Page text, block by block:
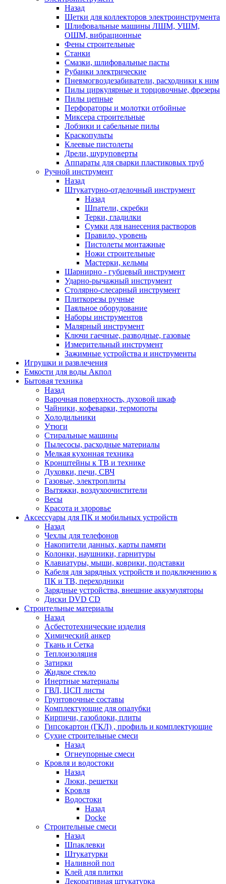
Назад
Щетки для коллекторов электроинструмента
Шлифовальные машины ЛШМ, УШМ,
ОШМ, вибрационные
Фены строительные
Станки
Смазки, шлифовальные пасты
Рубанки электрические
Пневмогвоздезабиватели, расходники к ним
Пилы циркулярные и торцовочные, фрезеры
Пилы цепные
Перфораторы и молотки отбойные
Миксера строительные
Лобзики и сабельные пилы
Краскопульты
Клеевые пистолеты
Дрели, шуруповерты
Аппараты для сварки пластиковых труб
Ручной инструмент
Назад
Штукатурно-отделочный инструмент
Назад
Шпатели, скребки
Терки, гладилки
Сумки для нанесения растворов
Правило, уровень
Пистолеты монтажные
Ножи строительные
Мастерки, кельмы
Шарнирно - губцевый инструмент
Ударно-рычажный инструмент
Столярно-слесарный инструмент
Плиткорезы ручные
Паяльное оборудование
Наборы инструментов
Малярный инструмент
Ключи гаечные, разводные, газовые
Измерительный инструмент
Зажимные устройства и инструменты
Игрушки и развлечения
Емкости для воды Акпол
Бытовая техника
Назад
Варочная поверхность, духовой шкаф
Чайники, кофеварки, термопоты
Холодильники
Утюги
Стиральные машины
Пылесосы, расходные материалы
Мелкая кухонная техника
Кронштейны к ТВ и технике
Духовки, печи, СВЧ
Газовые, электроплиты
Вытяжки, воздухоочистители
Весы
Красота и здоровье
Аксессуары для ПК и мобильных устройств
Назад
Чехлы для телефонов
Накопители данных, карты памяти
Колонки, наушники, гарнитуры
Клавиатуры, мыши, коврики, подставки
Кабеля для зарядных устройств и подключению к
ПК и ТВ, переходники
Зарядные устройства, внешние аккумуляторы
Диски DVD CD
Строительные материалы
Назад
Асбестотехнические изделия
Химический анкер
Ткань и Сетка
Теплоизоляция
Затирки
Жидкое стекло
Инертные материалы
ГВЛ, ЦСП листы
Грунтовочные составы
Комплектующие для опалубки
Кирпичи, газоблоки, плиты
Гипсокартон (ГКЛ) , профиль и комплектующие
Сухие строительные смеси
Назад
Огнеупорные смеси
Кровля и водостоки
Назад
Люки, решетки
Кровля
Водостоки
Назад
Docke
Строительные смеси
Назад
Шпаклевки
Штукатурки
Наливной пол
Клей для плитки
Декоративная штукатурка